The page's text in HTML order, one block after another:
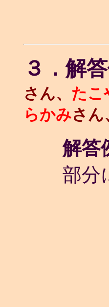
３．解
さん、 たこ
らかみさん
解答
部分